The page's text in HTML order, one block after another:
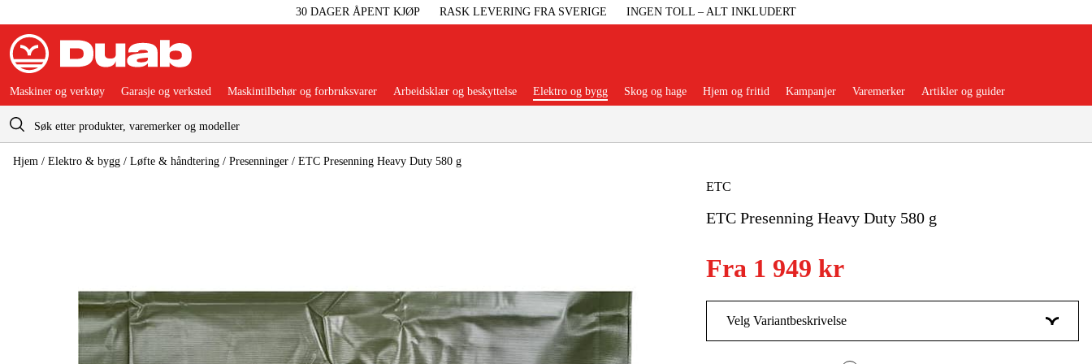
30 DAGER ÅPENT KJØP RASK LEVERING FRA SVERIGE INGEN TOLL – ALT INKLUDERT
Handlevogn
Maskintilbehør Og Forbruksvarer
Arbeidsklær Og Beskyttelse
Maskiner og verktøy Garasje og verksted Maskintilbehør og forbruksvarer Arbeidsklær og beskyttelse Elektro og bygg Skog og hage Hjem og fritid Kampanjer Varemerker Artikler og guider
Hjem / Elektro & bygg / Løfte & håndtering / Presenninger / ETC Presenning Heavy Duty 580 g
ETC
ETC Presenning Heavy Duty 580 g
Fra 1 949 kr
Velg Variantbeskrivelse